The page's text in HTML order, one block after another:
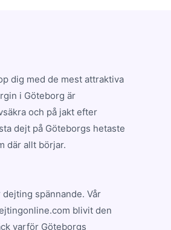
dig med de mest attraktiva
i Göteborg är
och på jakt efter
dejt på Göteborgs hetaste
där allt börjar.
spännande. Vår
blivit den
varför Göteborgs